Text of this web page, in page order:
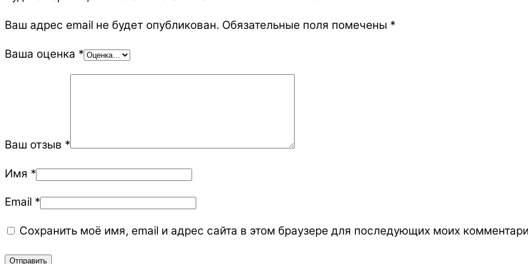
Ваш адрес email не будет опубликован. Обязательные поля помечены *
Ваша оценка *
Ваш отзыв *
Имя *
Email *
Сохранить моё имя, email и адрес сайта в этом браузере для последующих моих